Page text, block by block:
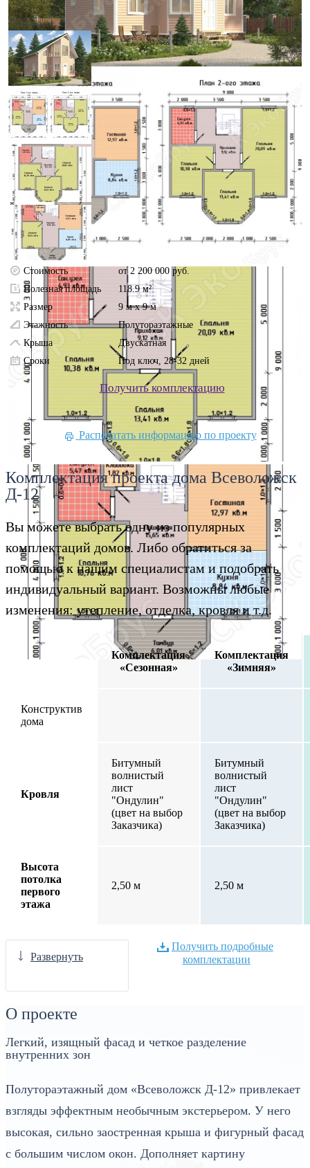
Стоимость
от 2 200 000 руб.
Полезная площадь
118.9 м²
Размер
9 м х 9 м
Этажность
Полутораэтажные
Крыша
Двускатная
Сроки
Под ключ, 28-32 дней
Получить комплектацию
Распечатать информацию по проекту
Комплектация проекта дома Всеволожск
Д-12
Вы можете выбрать одну из популярных
комплектаций домов. Либо обратиться за
помощью к нашим специалистам и подобрать
индивидуальный вариант. Возможны любые
изменения: утепление, отделка, кровля и т.д.
Комплектация
«Сезонная»
Комплектация
«Зимняя»
Конструктив
дома
Кровля
Битумный
волнистый
лист
"Ондулин"
(цвет на выбор
Заказчика)
Битумный
волнистый
лист
"Ондулин"
(цвет на выбор
Заказчика)
Высота
потолка
первого
этажа
2,50 м 2,50 м
Развернуть
Получить подробные
комплектации
О проекте
Легкий, изящный фасад и четкое разделение
внутренних зон
Полутораэтажный дом «Всеволожск Д-12» привлекает
взгляды эффектным необычным экстерьером. У него
высокая, сильно заостренная крыша и фигурный фасад
с большим числом окон. Дополняет картину